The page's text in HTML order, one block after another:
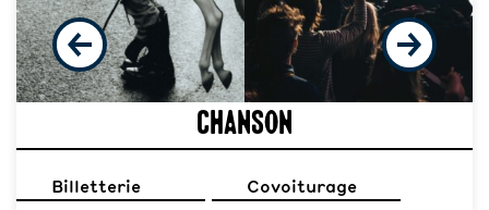
Chanson
Billetterie Covoiturage